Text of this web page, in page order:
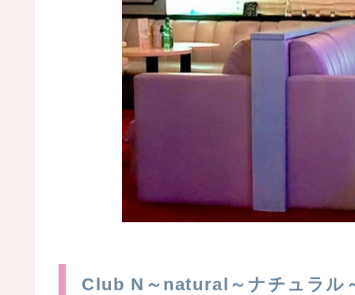
Club N～natural～ナチュラル